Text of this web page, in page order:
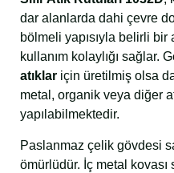
dar alanlarda dahi çevre
bölmeli yapısıyla belirli bir
kullanım kolaylığı sağlar.
atıklar için üretilmiş olsa
metal, organik veya diğer
yapılabilmektedir.
Paslanmaz çelik gövdesi
ömürlüdür. İç metal kovası